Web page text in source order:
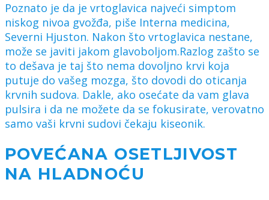
Poznato je da je vrtoglavica najveći simptom
niskog nivoa gvožđa, piše Interna medicina,
Severni Hjuston. Nakon što vrtoglavica nestane,
može se javiti jakom glavoboljom.Razlog zašto se
to dešava je taj što nema dovoljno krvi koja
putuje do vašeg mozga, što dovodi do oticanja
krvnih sudova. Dakle, ako osećate da vam glava
pulsira i da ne možete da se fokusirate, verovatno
samo vaši krvni sudovi čekaju kiseonik.
POVEĆANA OSETLJIVOST
NA HLADNOĆU